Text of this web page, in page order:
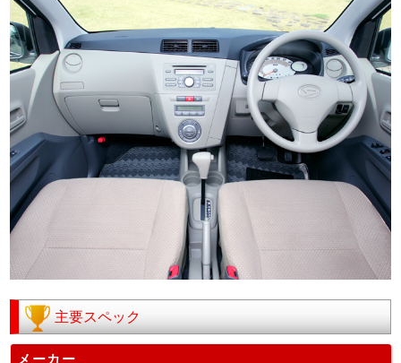
主要スペック
メーカー